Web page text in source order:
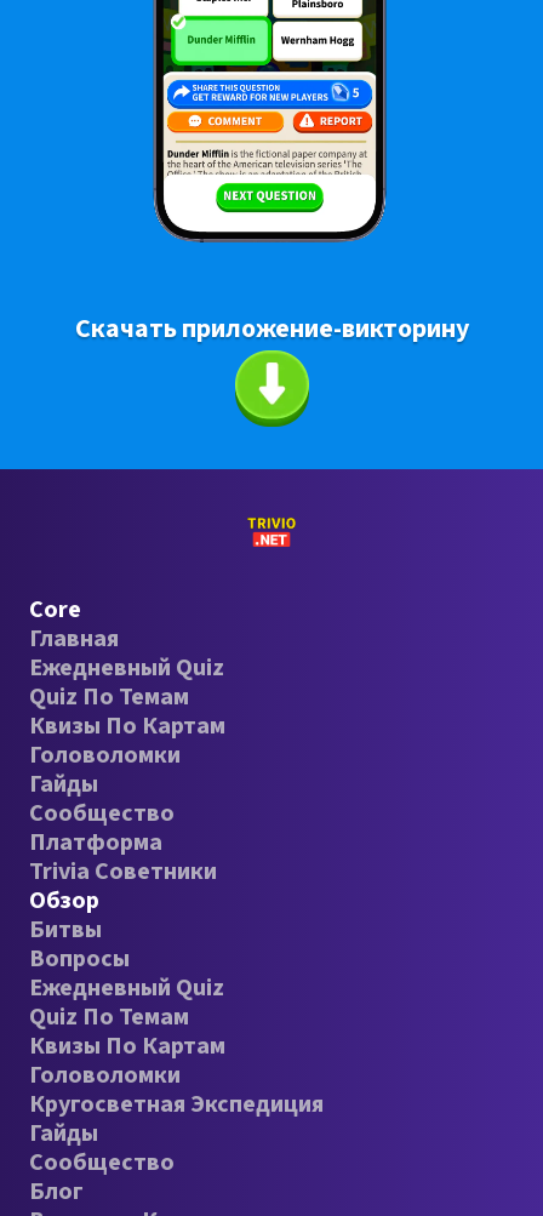
Скачать приложение-викторину
Core
Главная
Ежедневный Quiz
Quiz По Темам
Квизы По Картам
Головоломки
Гайды
Сообщество
Платформа
Trivia Советники
Обзор
Битвы
Вопросы
Ежедневный Quiz
Quiz По Темам
Квизы По Картам
Головоломки
Кругосветная Экспедиция
Гайды
Сообщество
Блог